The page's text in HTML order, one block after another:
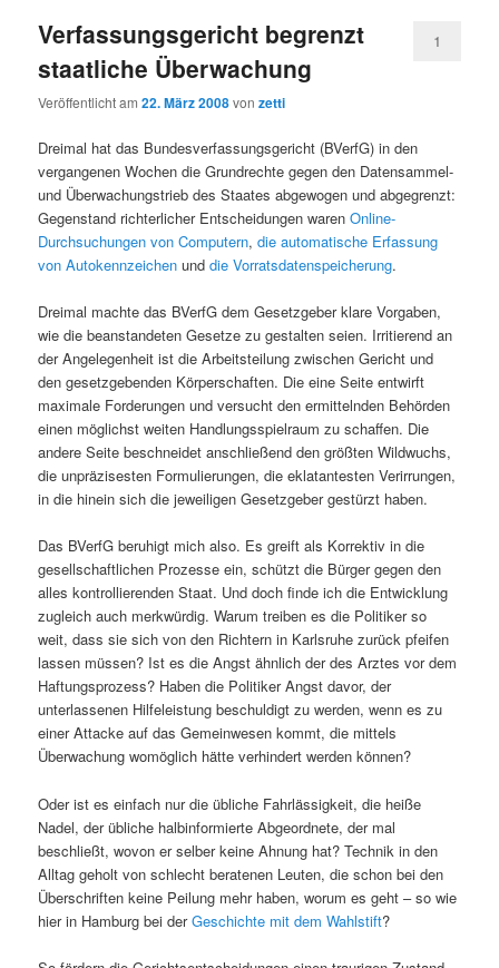
Verfassungsgericht begrenzt
staatliche Überwachung
Veröffentlicht am22. März 2008vonzetti
1
Dreimal hat das Bundesverfassungsgericht (BVerfG) in den
vergangenen Wochen die Grundrechte gegen den Datensammel-
und Überwachungstrieb des Staates abgewogen und abgegrenzt:
Gegenstand richterlicher Entscheidungen warenOnline-
Durchsuchungen von Computern,die automatische Erfassung
von Autokennzeichen unddie Vorratsdatenspeicherung.
Dreimal machte das BVerfG dem Gesetzgeber klare Vorgaben,
wie die beanstandeten Gesetze zu gestalten seien. Irritierend an
der Angelegenheit ist die Arbeitsteilung zwischen Gericht und
den gesetzgebenden Körperschaften. Die eine Seite entwirft
maximale Forderungen und versucht den ermittelnden Behörden
einen möglichst weiten Handlungsspielraum zu schaffen. Die
andere Seite beschneidet anschließend den größten Wildwuchs,
die unpräzisesten Formulierungen, die eklatantesten Verirrungen,
in die hinein sich die jeweiligen Gesetzgeber gestürzt haben.
Das BVerfG beruhigt mich also. Es greift als Korrektiv in die
gesellschaftlichen Prozesse ein, schützt die Bürger gegen den
alles kontrollierenden Staat. Und doch finde ich die Entwicklung
zugleich auch merkwürdig. Warum treiben es die Politiker so
weit, dass sie sich von den Richtern in Karlsruhe zurück pfeifen
lassen müssen? Ist es die Angst ähnlich der des Arztes vor dem
Haftungsprozess? Haben die Politiker Angst davor, der
unterlassenen Hilfeleistung beschuldigt zu werden, wenn es zu
einer Attacke auf das Gemeinwesen kommt, die mittels
Überwachung womöglich hätte verhindert werden können?
Oder ist es einfach nur die übliche Fahrlässigkeit, die heiße
Nadel, der übliche halbinformierte Abgeordnete, der mal
beschließt, wovon er selber keine Ahnung hat? Technik in den
Alltag geholt von schlecht beratenen Leuten, die schon bei den
Überschriften keine Peilung mehr haben, worum es geht – so wie
hier in Hamburg bei derGeschichte mit dem Wahlstift?